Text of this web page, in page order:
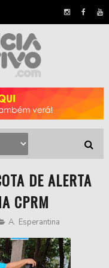
DE ALERTA
CPRM
A, Esperantina